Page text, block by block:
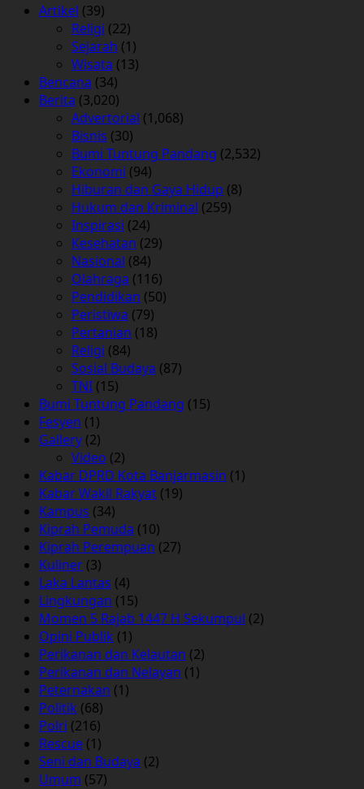
Artikel (39)
Religi (22)
Sejarah (1)
Wisata (13)
Bencana (34)
Berita (3,020)
Advertorial (1,068)
Bisnis (30)
Bumi Tuntung Pandang (2,532)
Ekonomi (94)
Hiburan dan Gaya Hidup (8)
Hukum dan Kriminal (259)
Inspirasi (24)
Kesehatan (29)
Nasional (84)
Olahraga (116)
Pendidikan (50)
Peristiwa (79)
Pertanian (18)
Religi (84)
Sosial Budaya (87)
TNI (15)
Bumi Tuntung Pandang (15)
Fesyen (1)
Gallery (2)
Video (2)
Kabar DPRD Kota Banjarmasin (1)
Kabar Wakil Rakyat (19)
Kampus (34)
Kiprah Pemuda (10)
Kiprah Perempuan (27)
Kuliner (3)
Laka Lantas (4)
Lingkungan (15)
Momen 5 Rajab 1447 H Sekumpul (2)
Opini Publik (1)
Perikanan dan Kelautan (2)
Perikanan dan Nelayan (1)
Peternakan (1)
Politik (68)
Polri (216)
Rescue (1)
Seni dan Budaya (2)
Umum (57)